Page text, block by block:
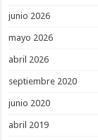
junio 2026
mayo 2026
abril 2026
septiembre 2020
junio 2020
abril 2019